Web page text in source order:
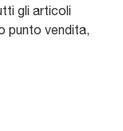
gli articoli
punto vendita,